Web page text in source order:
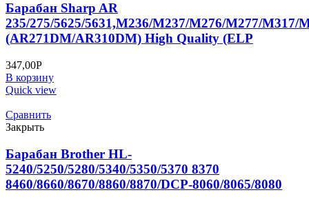
Барабан Sharp AR
235/275/5625/5631,M236/M237/M276/M277/M317/
(AR271DM/AR310DM) High Quality (ELP
347,00Р
В корзину
Quick view
Сравнить
Закрыть
Барабан Brother HL-
5240/5250/5280/5340/5350/5370 8370
8460/8660/8670/8860/8870/DCP-8060/8065/8080